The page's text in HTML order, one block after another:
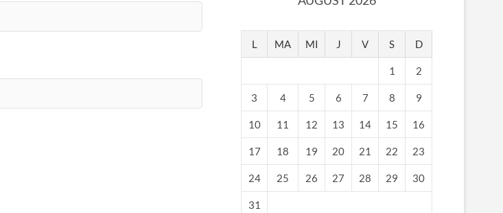
L MA MI J V S D
1 2
3 4 5 6 7 8 9
10 11 12 13 14 15 16
17 18 19 20 21 22 23
24 25 26 27 28 29 30
31